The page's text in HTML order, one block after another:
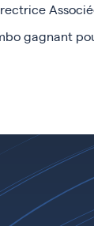
gagnant